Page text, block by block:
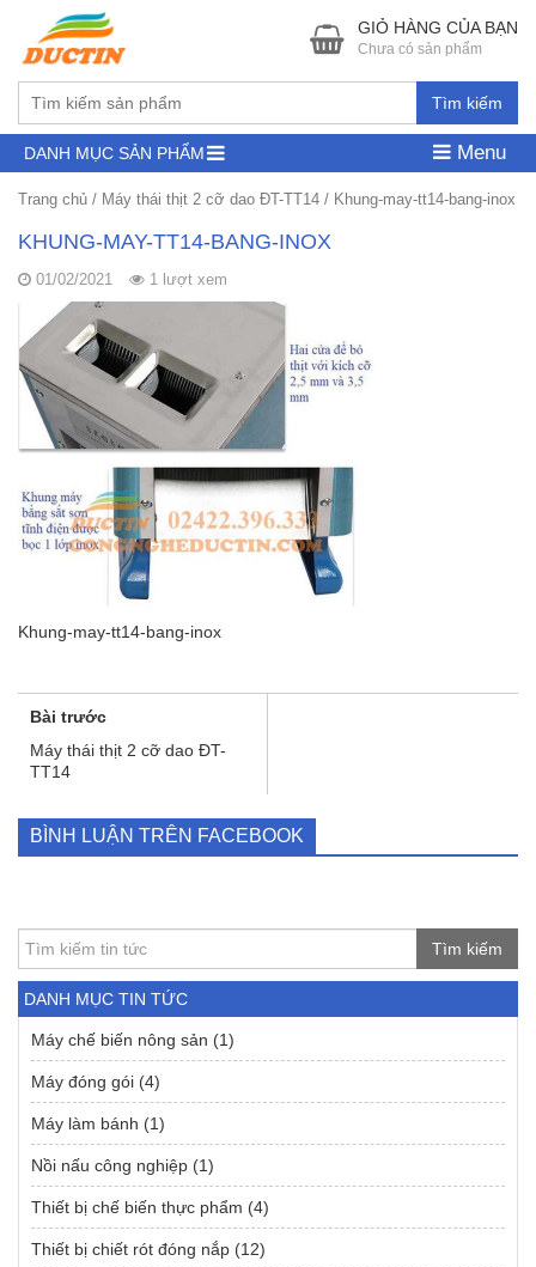
Tìm kiếm
GIỎ HÀNG CỦA BẠN
Chưa có sản phẩm
DANH MỤC SẢN PHẨM Menu
Trang chủ / Máy thái thịt 2 cỡ dao ĐT-TT14 / Khung-may-tt14-bang-inox
KHUNG-MAY-TT14-BANG-INOX
01/02/2021 1 lượt xem
Khung-may-tt14-bang-inox
Bài trước
Máy thái thịt 2 cỡ dao ĐT-
TT14
BÌNH LUẬN TRÊN FACEBOOK
Tìm kiếm
DANH MỤC TIN TỨC
Máy chế biến nông sản (1)
Máy đóng gói (4)
Máy làm bánh (1)
Nồi nấu công nghiệp (1)
Thiết bị chế biến thực phẩm (4)
Thiết bị chiết rót đóng nắp (12)